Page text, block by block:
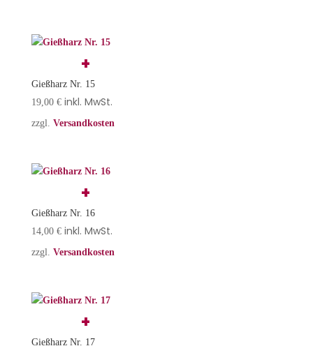
Gießharz Nr. 15
19,00 € inkl. MwSt.
zzgl. Versandkosten
Gießharz Nr. 16
14,00 € inkl. MwSt.
zzgl. Versandkosten
Gießharz Nr. 17